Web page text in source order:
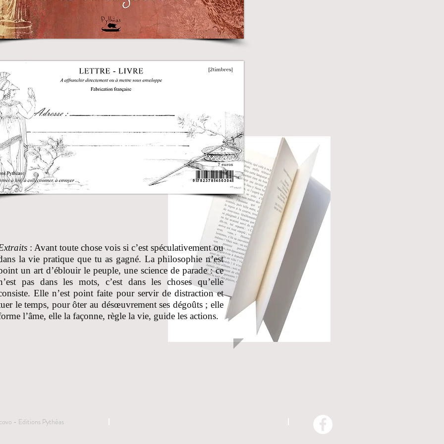
: Avant toute chose vois si c’est spéculativement ou
la vie pratique que tu as gagné. La philosophie n’est
un art d’éblouir le peuple, une science de parade : ce
pas dans les mots, c’est dans les choses qu’elle
Elle n’est point faite pour servir de distraction et
le temps, pour ôter au désœuvrement ses dégoûts ; elle
l’âme, elle la façonne, règle la vie, guide les actions.
- Editions Pythéas